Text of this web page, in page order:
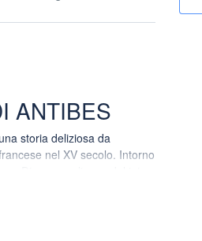
ANTIBES
storia deliziosa da
nel XV secolo. Intorno